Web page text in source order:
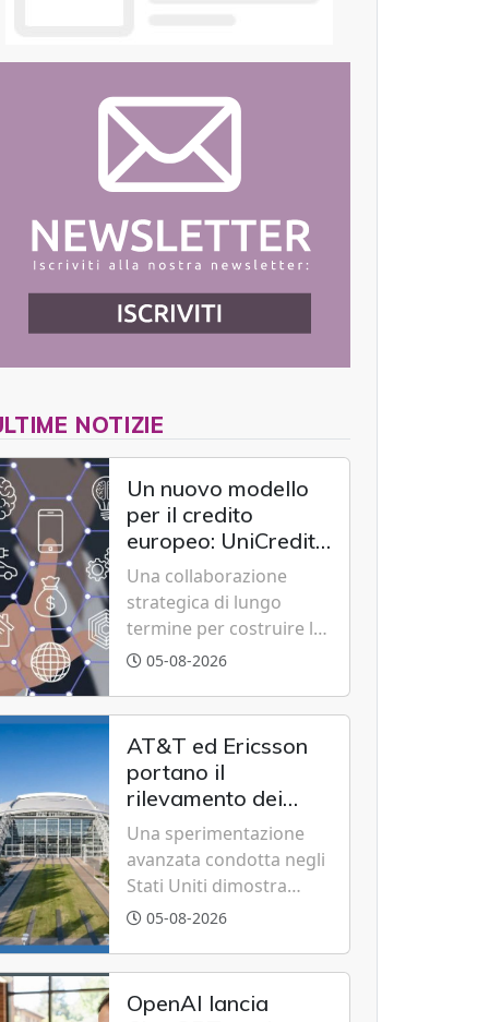
NOTIZIE
Un nuovo modello
per il credito
europeo: UniCredit,
Accenture e IBM
scommettono
sull'innovazione
tecnologica
Una collaborazione
strategica di lungo
termine per costruire la
piattaforma bancaria di
intelligenza artificiale.
05-08-2026
AT&T ed Ericsson
portano il
rilevamento dei
droni sulle reti 5G in
vista del futuro 6G
Una sperimentazione
avanzata condotta negli
Stati Uniti dimostra
come le torri cellulari
tracciare velivoli a bassa
quota in tempo reale,
05-08-2026
OpenAI lancia